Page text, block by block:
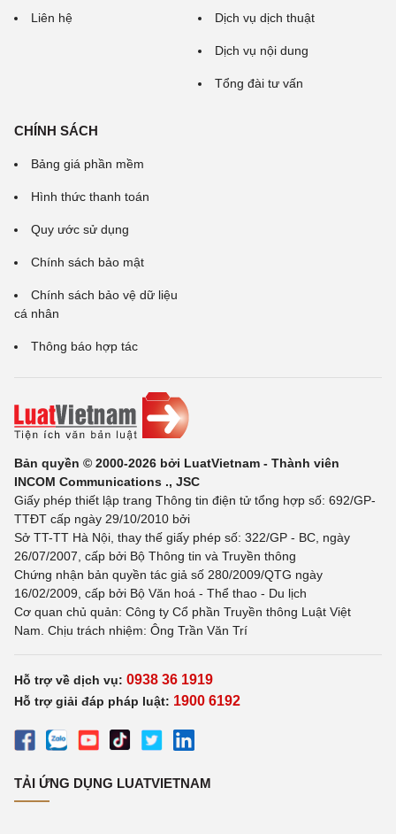
Liên hệ Dịch vụ dịch thuật
Dịch vụ nội dung
Tổng đài tư vấn
CHÍNH SÁCH
Bảng giá phần mềm
Hình thức thanh toán
Quy ước sử dụng
Chính sách bảo mật
Chính sách bảo vệ dữ liệu
cá nhân
Thông báo hợp tác
Bản quyền © 2000-2026 bởi LuatVietnam - Thành viên
INCOM Communications ., JSC
Giấy phép thiết lập trang Thông tin điện tử tổng hợp số: 692/GP-
TTĐT cấp ngày 29/10/2010 bởi
Sở TT-TT Hà Nội, thay thế giấy phép số: 322/GP - BC, ngày
26/07/2007, cấp bởi Bộ Thông tin và Truyền thông
Chứng nhận bản quyền tác giả số 280/2009/QTG ngày
16/02/2009, cấp bởi Bộ Văn hoá - Thể thao - Du lịch
Cơ quan chủ quản: Công ty Cổ phần Truyền thông Luật Việt
Nam. Chịu trách nhiệm: Ông Trần Văn Trí
Hỗ trợ về dịch vụ: 0938 36 1919
Hỗ trợ giải đáp pháp luật: 1900 6192
TẢI ỨNG DỤNG LUATVIETNAM